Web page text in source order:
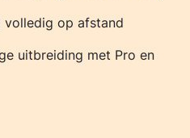
volledig op afstand
uitbreiding met Pro en